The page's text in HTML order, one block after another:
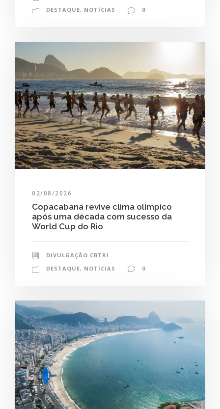
DESTAQUE, NOTÍCIAS 0
02/08/2026
Copacabana revive clima olímpico
após uma década com sucesso da
World Cup do Rio
DIVULGAÇÃO CBTRI
DESTAQUE, NOTÍCIAS 0